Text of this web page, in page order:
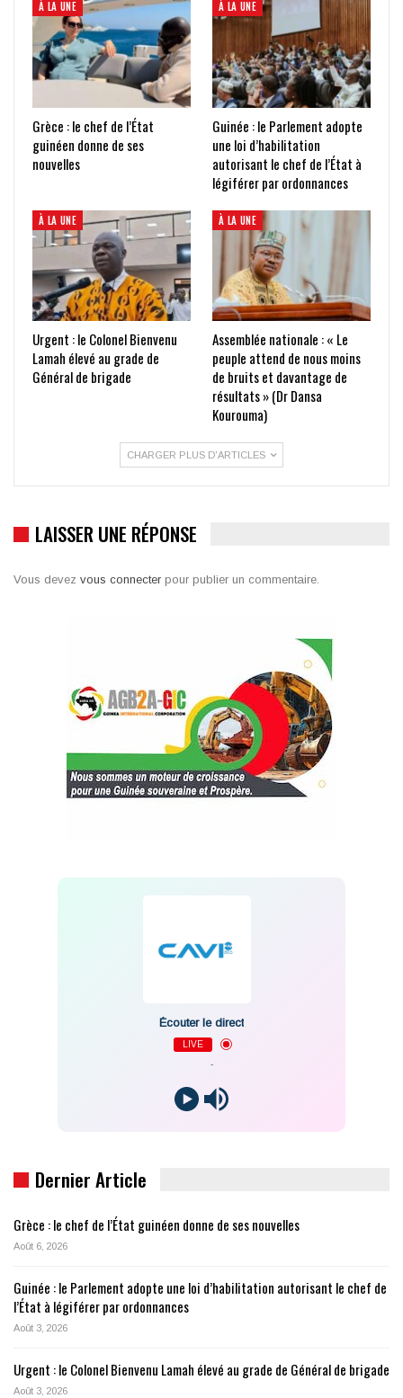
À LA UNE
Grèce : le chef de l’État
guinéen donne de ses
nouvelles
À LA UNE
Guinée : le Parlement adopte
une loi d’habilitation
autorisant le chef de l’État à
légiférer par ordonnances
À LA UNE
Urgent : le Colonel Bienvenu
Lamah élevé au grade de
Général de brigade
À LA UNE
Assemblée nationale : « Le
peuple attend de nous moins
de bruits et davantage de
résultats » (Dr Dansa
Kourouma)
CHARGER PLUS D'ARTICLES
LAISSER UNE RÉPONSE
Vous devez vous connecter pour publier un commentaire.
Écouter le direct
LIVE
Dernier Article
Grèce : le chef de l’État guinéen donne de ses nouvelles
Août 6, 2026
Guinée : le Parlement adopte une loi d’habilitation autorisant le chef de
l’État à légiférer par ordonnances
Août 3, 2026
Urgent : le Colonel Bienvenu Lamah élevé au grade de Général de brigade
Août 3, 2026